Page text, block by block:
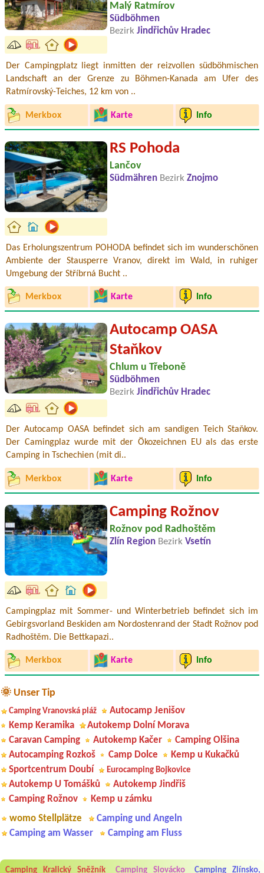
Malý Ratmírov
Südböhmen
Bezirk Jindřichův Hradec
Der Campingplatz liegt inmitten der reizvollen südböhmischen
Landschaft an der Grenze zu Böhmen-Kanada am Ufer des
Ratmírovský-Teiches, 12 km von ..
Merkbox Karte Info
RS Pohoda
Lančov
Südmähren Bezirk Znojmo
Das Erholungszentrum POHODA befindet sich im wunderschönen
Ambiente der Stausperre Vranov, direkt im Wald, in ruhiger
Umgebung der Stříbrná Bucht ..
Merkbox Karte Info
Autocamp OASA
Staňkov
Chlum u Třeboně
Südböhmen
Bezirk Jindřichův Hradec
Der Autocamp OASA befindet sich am sandigen Teich Staňkov.
Der Camingplaz wurde mit der Ökozeichnen EU als das erste
Camping in Tschechien (mit di..
Merkbox Karte Info
Camping Rožnov
Rožnov pod Radhoštěm
Zlín Region Bezirk Vsetín
Campingplaz mit Sommer- und Winterbetrieb befindet sich im
Gebirgsvorland Beskiden am Nordostenrand der Stadt Rožnov pod
Radhoštěm. Die Bettkapazi..
Merkbox Karte Info
🌞 Unser Tip
Camping Vranovská pláž
Autocamp Jenišov
Kemp Keramika
Autokemp Dolní Morava
Caravan Camping
Autokemp Kačer
Camping Olšina
Autocamping Rozkoš
Camp Dolce
Kemp u Kukačků
Sportcentrum Doubí
Eurocamping Bojkovice
Autokemp U Tomášků
Autokemp Jindřiš
Camping Rožnov
Kemp u zámku
womo Stellplätze
Camping und Angeln
Camping am Wasser
Camping am Fluss
Camping Kralický Sněžník Camping Slovácko Camping Zlínsko,
Aneta Melicharová ***